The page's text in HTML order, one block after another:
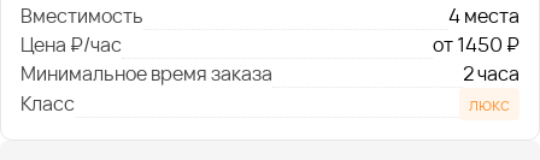
Вместимость
4 места
Цена ₽/час
от 1450 ₽
Минимальное время заказа
2 часа
Класс
люкс